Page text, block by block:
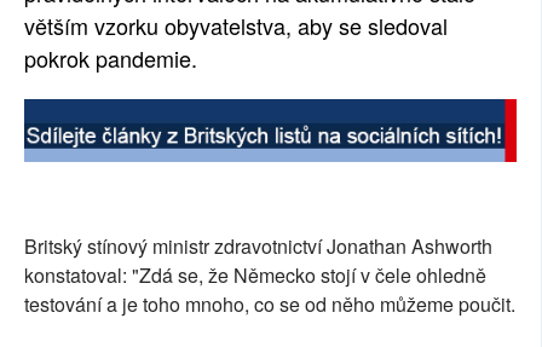
větším vzorku obyvatelstva, aby se sledoval
pokrok pandemie.
Britský stínový ministr zdravotnictví Jonathan Ashworth
konstatoval: "Zdá se, že Německo stojí v čele ohledně
testování a je toho mnoho, co se od něho můžeme poučit.